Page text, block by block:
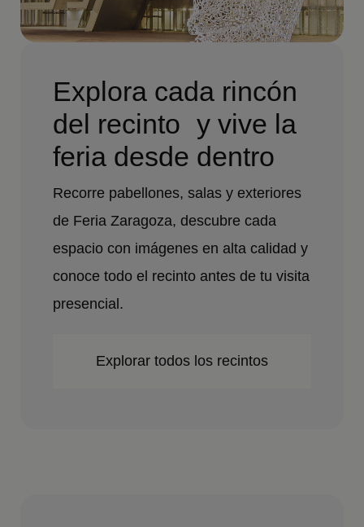
Explora cada rincón
del recinto y vive la
feria desde dentro
Recorre pabellones, salas y exteriores
de Feria Zaragoza, descubre cada
espacio con imágenes en alta calidad y
conoce todo el recinto antes de tu visita
presencial.
Explorar todos los recintos